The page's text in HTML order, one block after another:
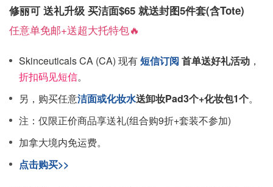
修丽可 送礼升级 买洁面$65 就送封图5件套(含Tote)
任意单免邮+送超大托特包🔥
Skinceuticals CA (CA) 现有短信订阅 首单送好礼活动 ，
折扣码见短信。
另，购买任意洁面或化妆水送卸妆Pad3个+化妆包1个。
注：仅限正价商品享送礼(组合购9折+套装不参加)
加拿大境内免运费。
点击购买>>